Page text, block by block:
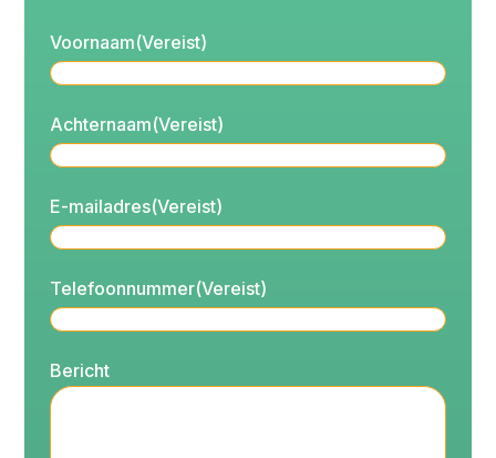
Voornaam(Vereist)
Achternaam(Vereist)
E-mailadres(Vereist)
Telefoonnummer(Vereist)
Bericht